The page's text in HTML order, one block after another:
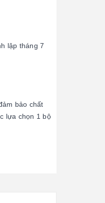
lập tháng 7
bảo chất
lựa chọn 1 bộ